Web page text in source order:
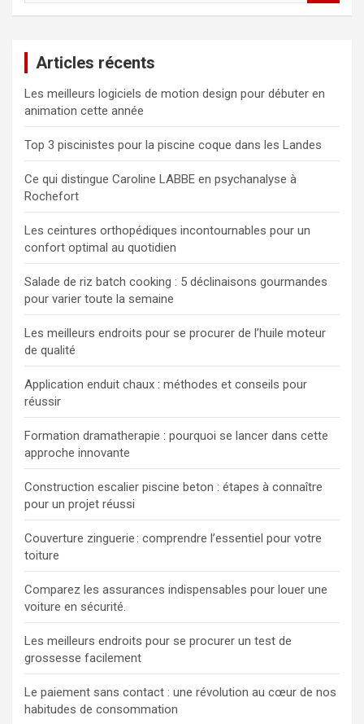
c
h
e
r
Articles récents
Les meilleurs logiciels de motion design pour débuter en
animation cette année
Top 3 piscinistes pour la piscine coque dans les Landes
Ce qui distingue Caroline LABBE en psychanalyse à
Rochefort
Les ceintures orthopédiques incontournables pour un
confort optimal au quotidien
Salade de riz batch cooking : 5 déclinaisons gourmandes
pour varier toute la semaine
Les meilleurs endroits pour se procurer de l’huile moteur
de qualité
Application enduit chaux : méthodes et conseils pour
réussir
Formation dramatherapie : pourquoi se lancer dans cette
approche innovante
Construction escalier piscine beton : étapes à connaître
pour un projet réussi
Couverture zinguerie : comprendre l’essentiel pour votre
toiture
Comparez les assurances indispensables pour louer une
voiture en sécurité.
Les meilleurs endroits pour se procurer un test de
grossesse facilement
Le paiement sans contact : une révolution au cœur de nos
habitudes de consommation